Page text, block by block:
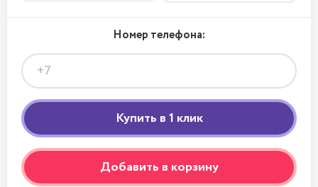
Номер телефона:
Добавить в корзину